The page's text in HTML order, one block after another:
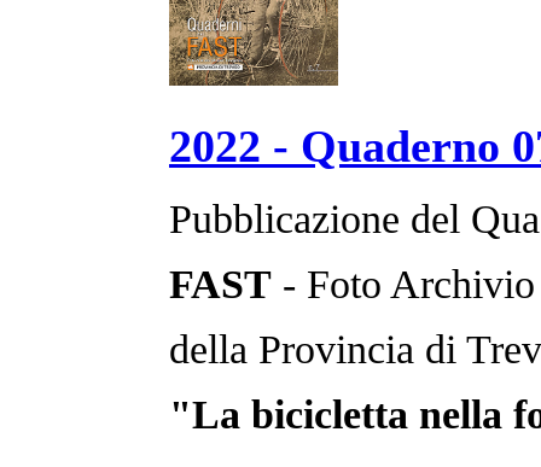
2022 - Quaderno
Pubblicazione del
FAST - Foto
della Provincia di
"La bicicletta nella